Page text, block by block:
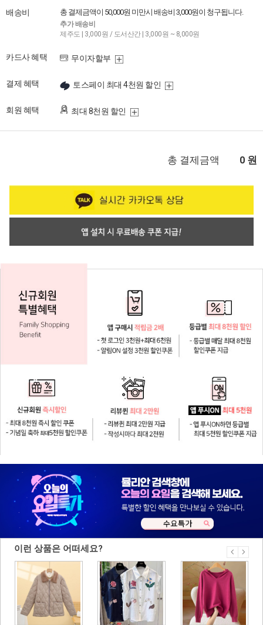
배송비 총 결제금액이 50,000원 미만시 배송비 3,000원이 청구됩니다.
추가 배송비
제주도 | 3,000원 / 도서산간 | 3,000원 ~ 8,000원
카드사 혜택 무이자할부
결제 혜택 토스페이 최대 4천원 할인
회원 혜택 최대 8천원 할인
총 결제금액 0 원